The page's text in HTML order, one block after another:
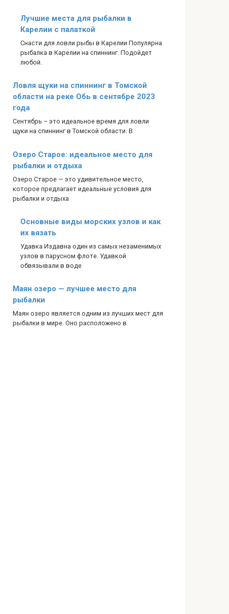
Лучшие места для рыбалки в
Карелии с палаткой
Снасти для ловли рыбы в Карелии Популярна
рыбалка в Карелии на спиннинг. Подойдет
любой.
Ловля щуки на спиннинг в Томской
области на реке Обь в сентябре 2023
года
Сентябрь – это идеальное время для ловли
щуки на спиннинг в Томской области. В
Озеро Старое: идеальное место для
рыбалки и отдыха
Озеро Старое — это удивительное место,
которое предлагает идеальные условия для
рыбалки и отдыха
Основные виды морских узлов и как
их вязать
Удавка Издавна один из самых незаменимых
узлов в парусном флоте. Удавкой
обвязывали в воде
Маян озеро — лучшее место для
рыбалки
Маян озеро является одним из лучших мест для
рыбалки в мире. Оно расположено в